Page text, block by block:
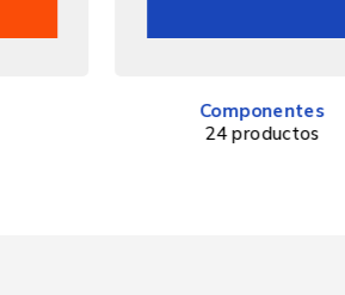
Componentes
24 productos